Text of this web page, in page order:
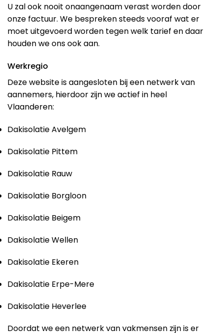
U zal ook nooit onaangenaam verast worden door
onze factuur. We bespreken steeds vooraf wat er
moet uitgevoerd worden tegen welk tarief en daar
houden we ons ook aan.
Werkregio
Deze website is aangesloten bij een netwerk van
aannemers, hierdoor zijn we actief in heel
Vlaanderen:
Dakisolatie Avelgem
Dakisolatie Pittem
Dakisolatie Rauw
Dakisolatie Borgloon
Dakisolatie Beigem
Dakisolatie Wellen
Dakisolatie Ekeren
Dakisolatie Erpe-Mere
Dakisolatie Heverlee
Doordat we een netwerk van vakmensen zijn is er